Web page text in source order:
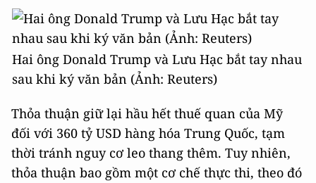
Hai ông Donald Trump và Lưu Hạc bắt tay nhau
sau khi ký văn bản (Ảnh: Reuters)
Thỏa thuận giữ lại hầu hết thuế quan của Mỹ
đối với 360 tỷ USD hàng hóa Trung Quốc, tạm
thời tránh nguy cơ leo thang thêm. Tuy nhiên,
thỏa thuận bao gồm một cơ chế thực thi, theo đó